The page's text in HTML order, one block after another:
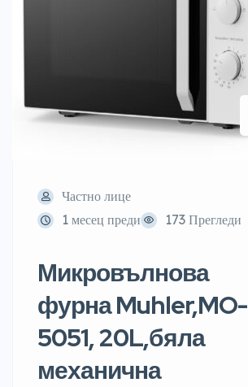
Частно лице
1 месец преди
173 Прегледи
Микровълнова
фурна Muhler,MO-
5051, 20L,бяла
механична